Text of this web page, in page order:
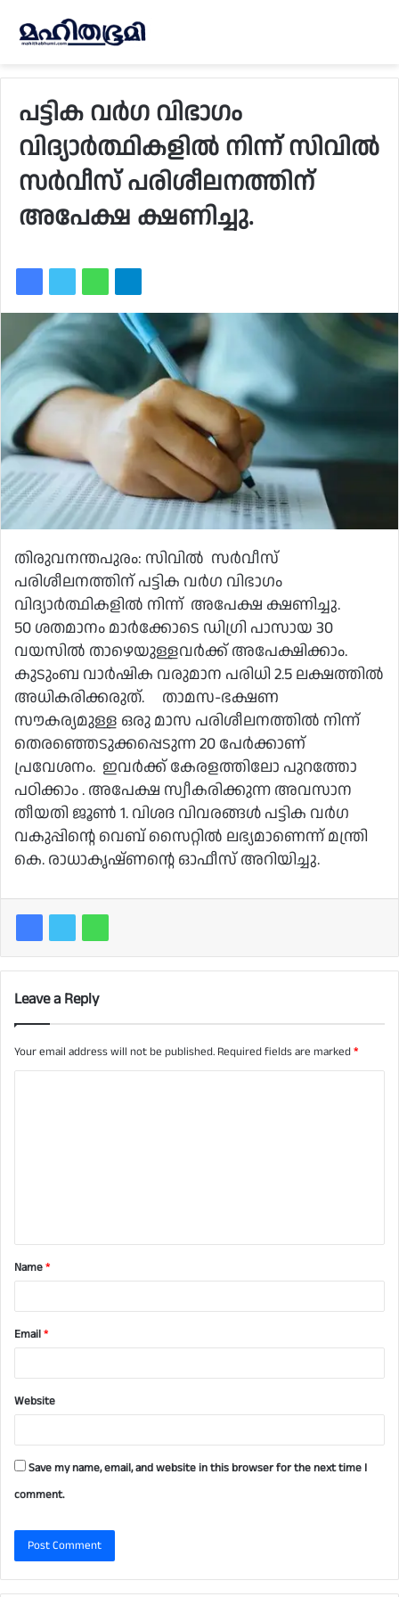
പട്ടിക വർഗ വിഭാഗം
വിദ്യാർത്ഥികളിൽ നിന്ന് സിവിൽ
സർവീസ് പരിശീലനത്തിന്
അപേക്ഷ ക്ഷണിച്ചു.
തിരുവനന്തപുരം: സിവിൽ സർവീസ്
പരിശീലനത്തിന് പട്ടിക വർഗ വിഭാഗം
വിദ്യാർത്ഥികളിൽ നിന്ന് അപേക്ഷ ക്ഷണിച്ചു.
50 ശതമാനം മാർക്കോടെ ഡിഗ്രി പാസായ 30
വയസിൽ താഴെയുള്ളവർക്ക് അപേക്ഷിക്കാം.
കുടുംബ വാർഷിക വരുമാന പരിധി 2.5 ലക്ഷത്തിൽ
അധികരിക്കരുത്. താമസ-ഭക്ഷണ
സൗകര്യമുള്ള ഒരു മാസ പരിശീലനത്തിൽ നിന്ന്
തെരഞ്ഞെടുക്കപ്പെടുന്ന 20 പേർക്കാണ്
പ്രവേശനം. ഇവർക്ക് കേരളത്തിലോ പുറത്തോ
പഠിക്കാം . അപേക്ഷ സ്വീകരിക്കുന്ന അവസാന
തീയതി ജൂൺ 1. വിശദ വിവരങ്ങൾ പട്ടിക വർഗ
വകുപ്പിന്റെ വെബ് സൈറ്റിൽ ലഭ്യമാണെന്ന് മന്ത്രി
കെ. രാധാകൃഷ്ണന്റെ ഓഫീസ് അറിയിച്ചു.
Leave a Reply
Your email address will not be published. Required fields are marked*
t
*Name*
Email*
Website
Save my name, email, and website in this browser for the next time I
comment.